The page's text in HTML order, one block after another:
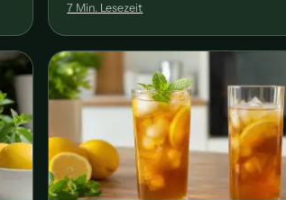
7 Min. Lesezeit